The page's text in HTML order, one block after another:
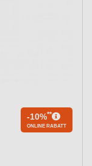
-10%**
ONLINE RABATT